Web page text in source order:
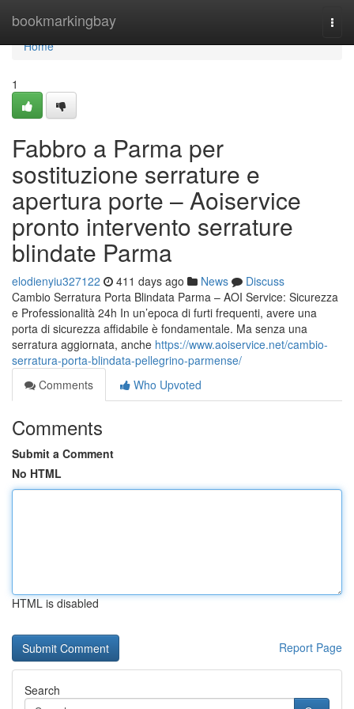
bookmarkingbay
Home
Home
1
Fabbro a Parma per
sostituzione serrature e
apertura porte – Aoiservice
pronto intervento serrature
blindate Parma
elodienyiu327122 411 days ago News
Discuss
Cambio Serratura Porta Blindata Parma – AOI Service: Sicurezza
e Professionalità 24h In un’epoca di furti frequenti, avere una
porta di sicurezza affidabile è fondamentale. Ma senza una
serratura aggiornata, anche https://www.aoiservice.net/cambio-
serratura-porta-blindata-pellegrino-parmense/
Comments
Who Upvoted
Comments
Submit a Comment
No HTML
HTML is disabled
Report Page
Search